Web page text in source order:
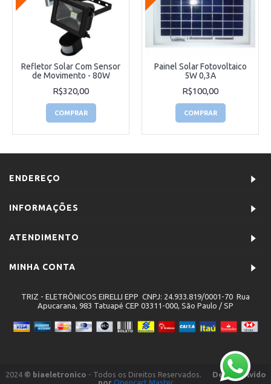
Refletor Solar Com Sensor
de Movimento - 80W
R$320,00
COMPRAR
Painel Solar Fotovoltaico
5W 0,3A
R$100,00
COMPRAR
ENDEREÇO
INFORMAÇÕES
ATENDIMENTO
MINHA CONTA
TRIZ - ELETRÔNICOS EIRELLI EPP CNPJ: 24.933.819/0001-70 Rua
Apucarana, 983 Tatuapé CEP 03311-000, São Paulo / SP
2024 © biaeletronico - Todos os Direitos Reservados.
Desenvolvido
por Opencart Master